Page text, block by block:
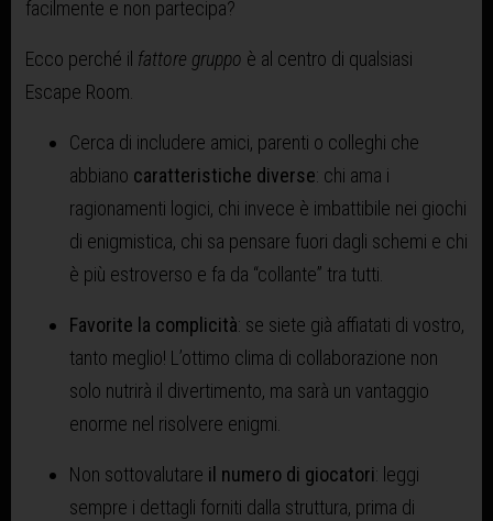
facilmente e non partecipa?
Ecco perché il fattore gruppo è al centro di qualsiasi
Escape Room.
Cerca di includere amici, parenti o colleghi che
abbiano caratteristiche diverse: chi ama i
ragionamenti logici, chi invece è imbattibile nei giochi
di enigmistica, chi sa pensare fuori dagli schemi e chi
è più estroverso e fa da “collante” tra tutti.
Favorite la complicità: se siete già affiatati di vostro,
tanto meglio! L’ottimo clima di collaborazione non
solo nutrirà il divertimento, ma sarà un vantaggio
enorme nel risolvere enigmi.
Non sottovalutare il numero di giocatori: leggi
sempre i dettagli forniti dalla struttura, prima di